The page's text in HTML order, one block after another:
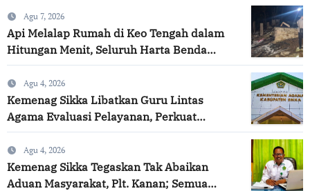
Agu 7, 2026
Api Melalap Rumah di Keo Tengah dalam
Hitungan Menit, Seluruh Harta Benda
Hangus
Agu 4, 2026
Kemenag Sikka Libatkan Guru Lintas
Agama Evaluasi Pelayanan, Perkuat
Komitmen Layanan Profesional dan
Humanis
Agu 4, 2026
Kemenag Sikka Tegaskan Tak Abaikan
Aduan Masyarakat, Plt. Kanan; Semua